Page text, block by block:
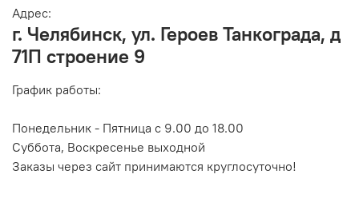
Адрес:
г. Челябинск, ул. Героев Танкограда, д
71П строение 9
График работы:
Понедельник - Пятница с 9.00 до 18.00
Суббота, Воскресенье выходной
Заказы через сайт принимаются круглосуточно!